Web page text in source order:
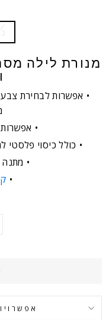
מנורת לילה
אפשרות לבחירת
כולל כיסוי פלסטי
מתנה